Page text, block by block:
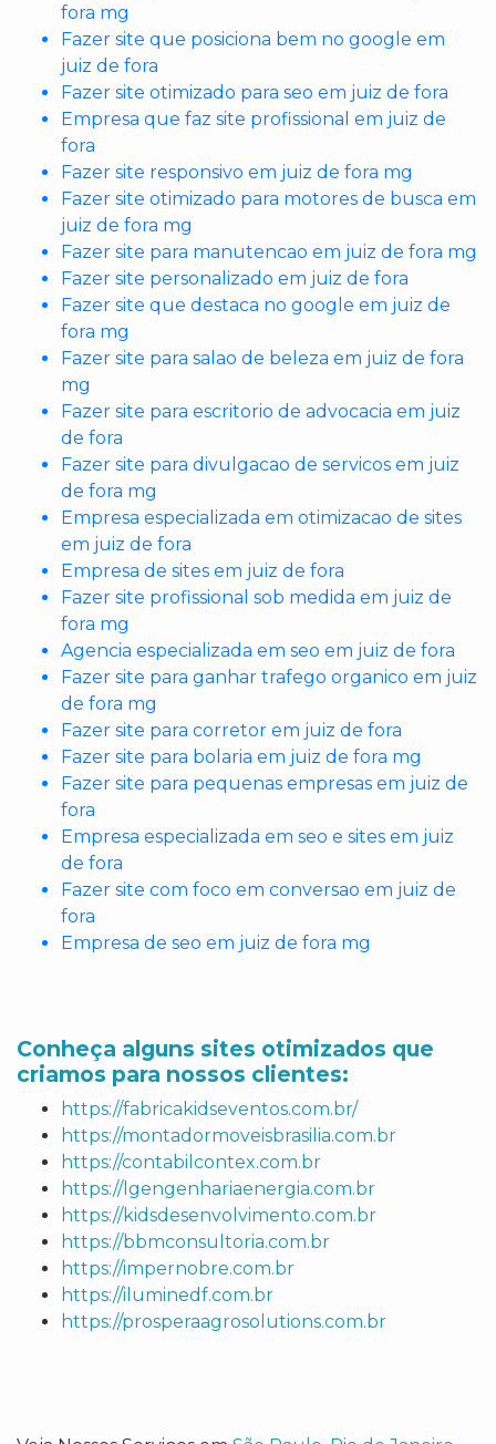
fora mg
Fazer site que posiciona bem no google em
juiz de fora
Fazer site otimizado para seo em juiz de fora
Empresa que faz site profissional em juiz de
fora
Fazer site responsivo em juiz de fora mg
Fazer site otimizado para motores de busca em
juiz de fora mg
Fazer site para manutencao em juiz de fora mg
Fazer site personalizado em juiz de fora
Fazer site que destaca no google em juiz de
fora mg
Fazer site para salao de beleza em juiz de fora
mg
Fazer site para escritorio de advocacia em juiz
de fora
Fazer site para divulgacao de servicos em juiz
de fora mg
Empresa especializada em otimizacao de sites
em juiz de fora
Empresa de sites em juiz de fora
Fazer site profissional sob medida em juiz de
fora mg
Agencia especializada em seo em juiz de fora
Fazer site para ganhar trafego organico em juiz
de fora mg
Fazer site para corretor em juiz de fora
Fazer site para bolaria em juiz de fora mg
Fazer site para pequenas empresas em juiz de
fora
Empresa especializada em seo e sites em juiz
de fora
Fazer site com foco em conversao em juiz de
fora
Empresa de seo em juiz de fora mg
Conheça alguns sites otimizados que
criamos para nossos clientes:
https://fabricakidseventos.com.br/
https://montadormoveisbrasilia.com.br
https://contabilcontex.com.br
https://lgengenhariaenergia.com.br
https://kidsdesenvolvimento.com.br
https://bbmconsultoria.com.br
https://impernobre.com.br
https://iluminedf.com.br
https://prosperaagrosolutions.com.br